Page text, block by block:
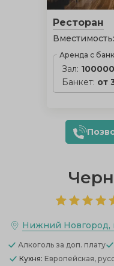
Ресторан
Вместимость:
Аренда с
Зал:
Банкет: от
Нижний Новгород,
Алкоголь за доп. плату
Кухня: Европейская,